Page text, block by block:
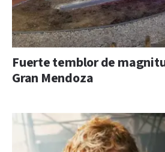
Fuerte temblor de
Gran Mendoza